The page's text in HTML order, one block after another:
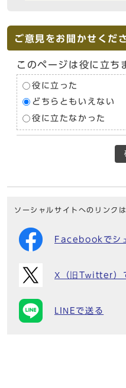
ご意見をお聞かせくだ
このページは役に立ち
役に立った
どちらともいえない
役に立たなかった
ソーシャルサイトへのリンク
Facebookでシ
X（旧Twitter）
LINEで送る